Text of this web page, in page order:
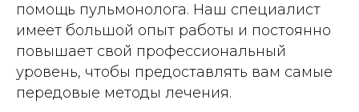
помощь пульмонолога. Наш специалист
имеет большой опыт работы и постоянно
повышает свой профессиональный
уровень, чтобы предоставлять вам самые
передовые методы лечения.